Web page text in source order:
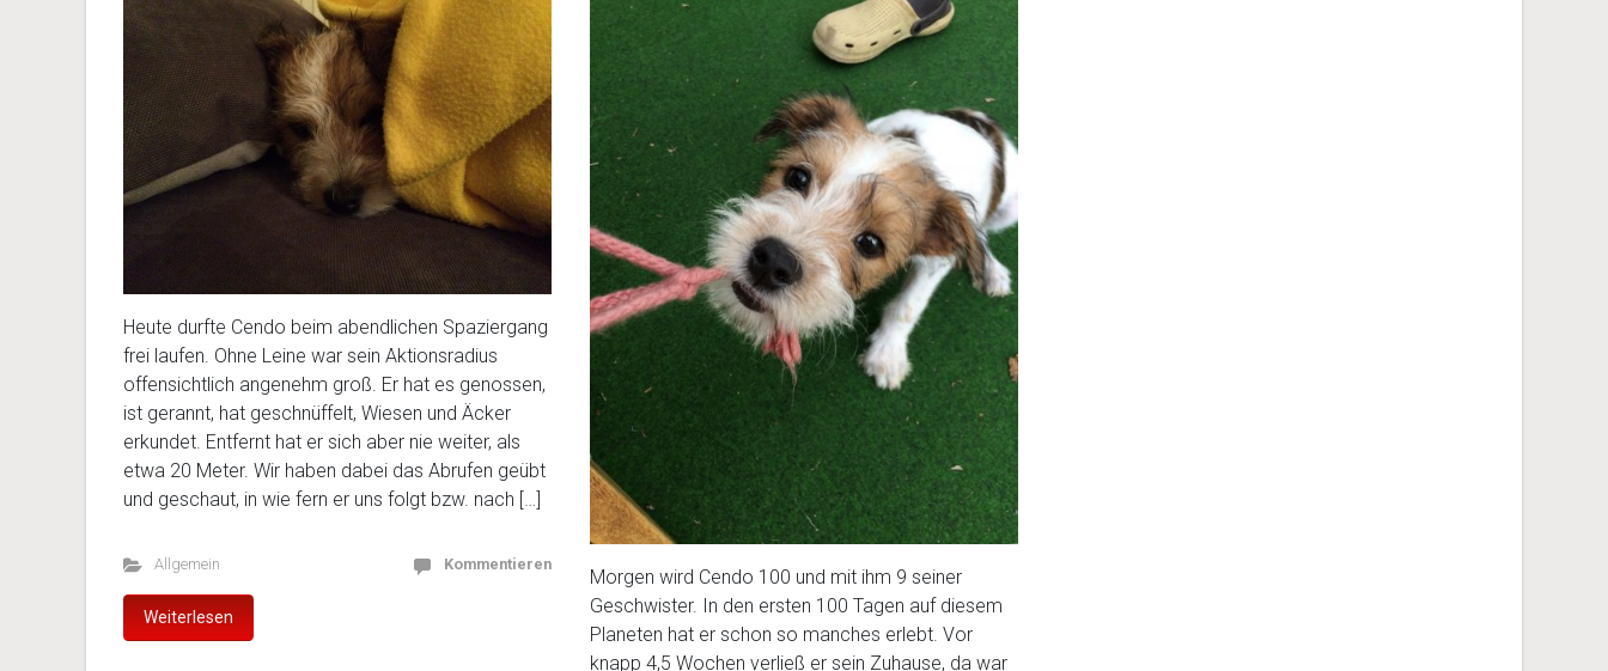
Heute durfte Cendo beim abendlichen Spaziergang
frei laufen. Ohne Leine war sein Aktionsradius
offensichtlich angenehm groß. Er hat es genossen,
ist gerannt, hat geschnüffelt, Wiesen und Äcker
erkundet. Entfernt hat er sich aber nie weiter, als
etwa 20 Meter. Wir haben dabei das Abrufen geübt
und geschaut, in wie fern er uns folgt bzw. nach […]
Allgemein Kommentieren
Weiterlesen
Morgen wird Cendo 100 und mit ihm 9 seiner
Geschwister. In den ersten 100 Tagen auf diesem
Planeten hat er schon so manches erlebt. Vor
knapp 4,5 Wochen verließ er sein Zuhause, da war